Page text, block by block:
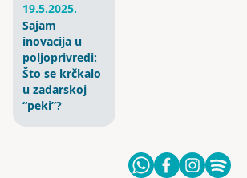
19.5.2025.
Sajam
inovacija u
poljoprivredi:
Što se krčkalo
u zadarskoj
“peki”?